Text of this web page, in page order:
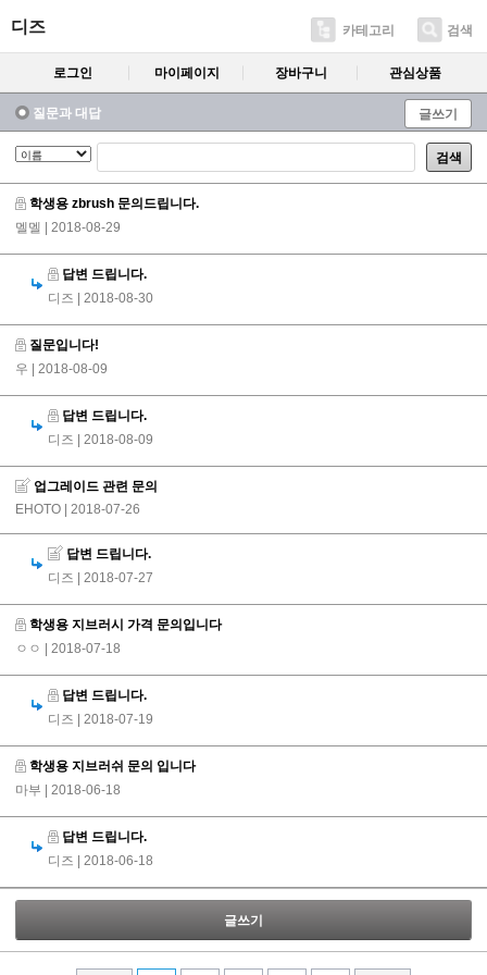
디즈 카테고리 검색
로그인 마이페이지 장바구니 관심상품
질문과 대답 글쓰기
검색
학생용 zbrush 문의드립니다.
멜멜 | 2018-08-29
답변 드립니다.
디즈 | 2018-08-30
질문입니다!
우 | 2018-08-09
답변 드립니다.
디즈 | 2018-08-09
업그레이드 관련 문의
EHOTO | 2018-07-26
답변 드립니다.
디즈 | 2018-07-27
학생용 지브러시 가격 문의입니다
ㅇㅇ | 2018-07-18
답변 드립니다.
디즈 | 2018-07-19
학생용 지브러쉬 문의 입니다
마부 | 2018-06-18
답변 드립니다.
디즈 | 2018-06-18
글쓰기